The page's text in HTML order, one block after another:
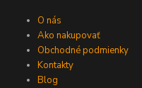
O nás
Ako nakupovať
Obchodné podmienky
Kontakty
Blog